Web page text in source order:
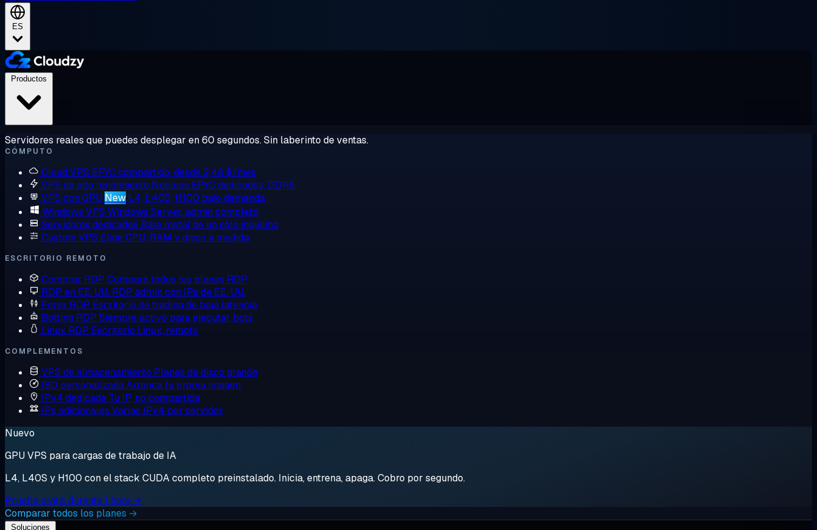
ES
Servidores reales que puedes desplegar en 60 segundos. Sin laberinto de ventas.
CÓMPUTO
Cloud VPS EPYC compartido, desde 2,48 $/mes
VPS de alto rendimiento Núcleos EPYC dedicados, DDR5
VPS con GPU New L4, L40S, H100 bajo demanda
Windows VPS Windows Server, admin completo
Servidores dedicados Bare metal de un solo inquilino
Custom VPS Elige CPU, RAM y disco a medida
ESCRITORIO REMOTO
Comprar RDP Compara todos los planes RDP
RDP en EE. UU. RDP admin con IPs de EE. UU.
Forex RDP Escritorio de trading de baja latencia
Botting RDP Siempre activo para ejecutar bots
Linux RDP Escritorio Linux, remoto
COMPLEMENTOS
VPS de almacenamiento Planes de disco grande
ISO personalizadaArranca tu propia imagen
IPv4 dedicada Tu IP, no compartida
IPs adicionales Varias IPv4 por servidor
Nuevo
GPU VPS para cargas de trabajo de IA
L4, L40S y H100 con el stack CUDA completo preinstalado. Inicia, entrena, apaga. Cobro por segundo.
Prueba gratis durante 1 hora →
Comparar todos los planes →